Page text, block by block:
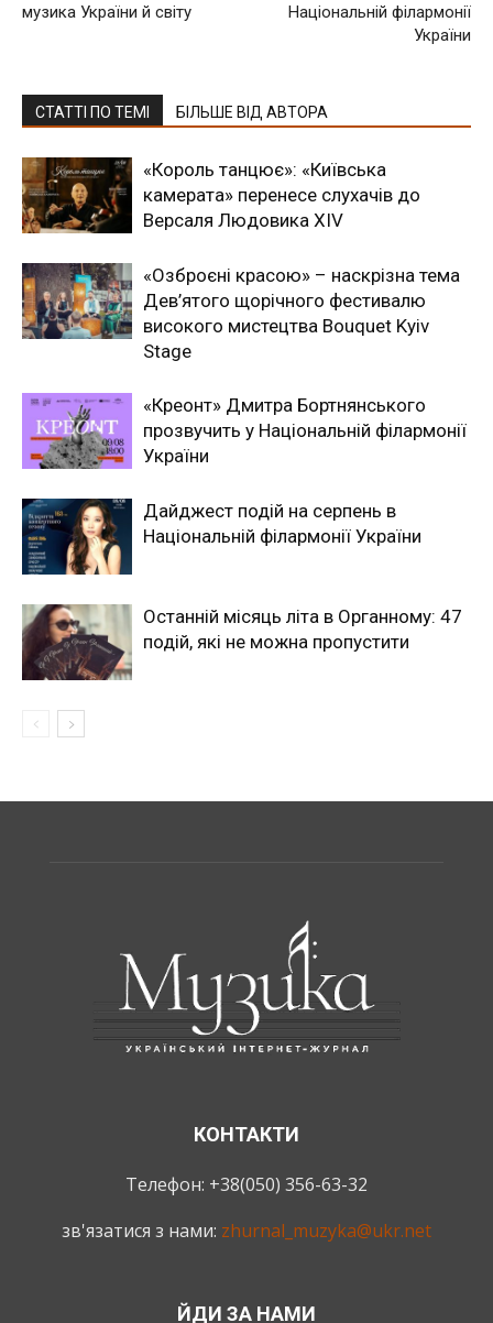
музика України й світу
Національній філармонії
України
СТАТТІ ПО ТЕМІ БІЛЬШЕ ВІД АВТОРА
«Король танцює»: «Київська
камерата» перенесе слухачів до
Версаля Людовика XIV
«Озброєні красою» – наскрізна тема
Дев’ятого щорічного фестивалю
високого мистецтва Bouquet Kyiv
Stage
«Креонт» Дмитра Бортнянського
прозвучить у Національній філармонії
України
Дайджест подій на серпень в
Національній філармонії України
Останній місяць літа в Органному: 47
подій, які не можна пропустити
КОНТАКТИ
Телефон: +38(050) 356-63-32
зв'язатися з нами: zhurnal_muzyka@ukr.net
ЙДИ ЗА НАМИ